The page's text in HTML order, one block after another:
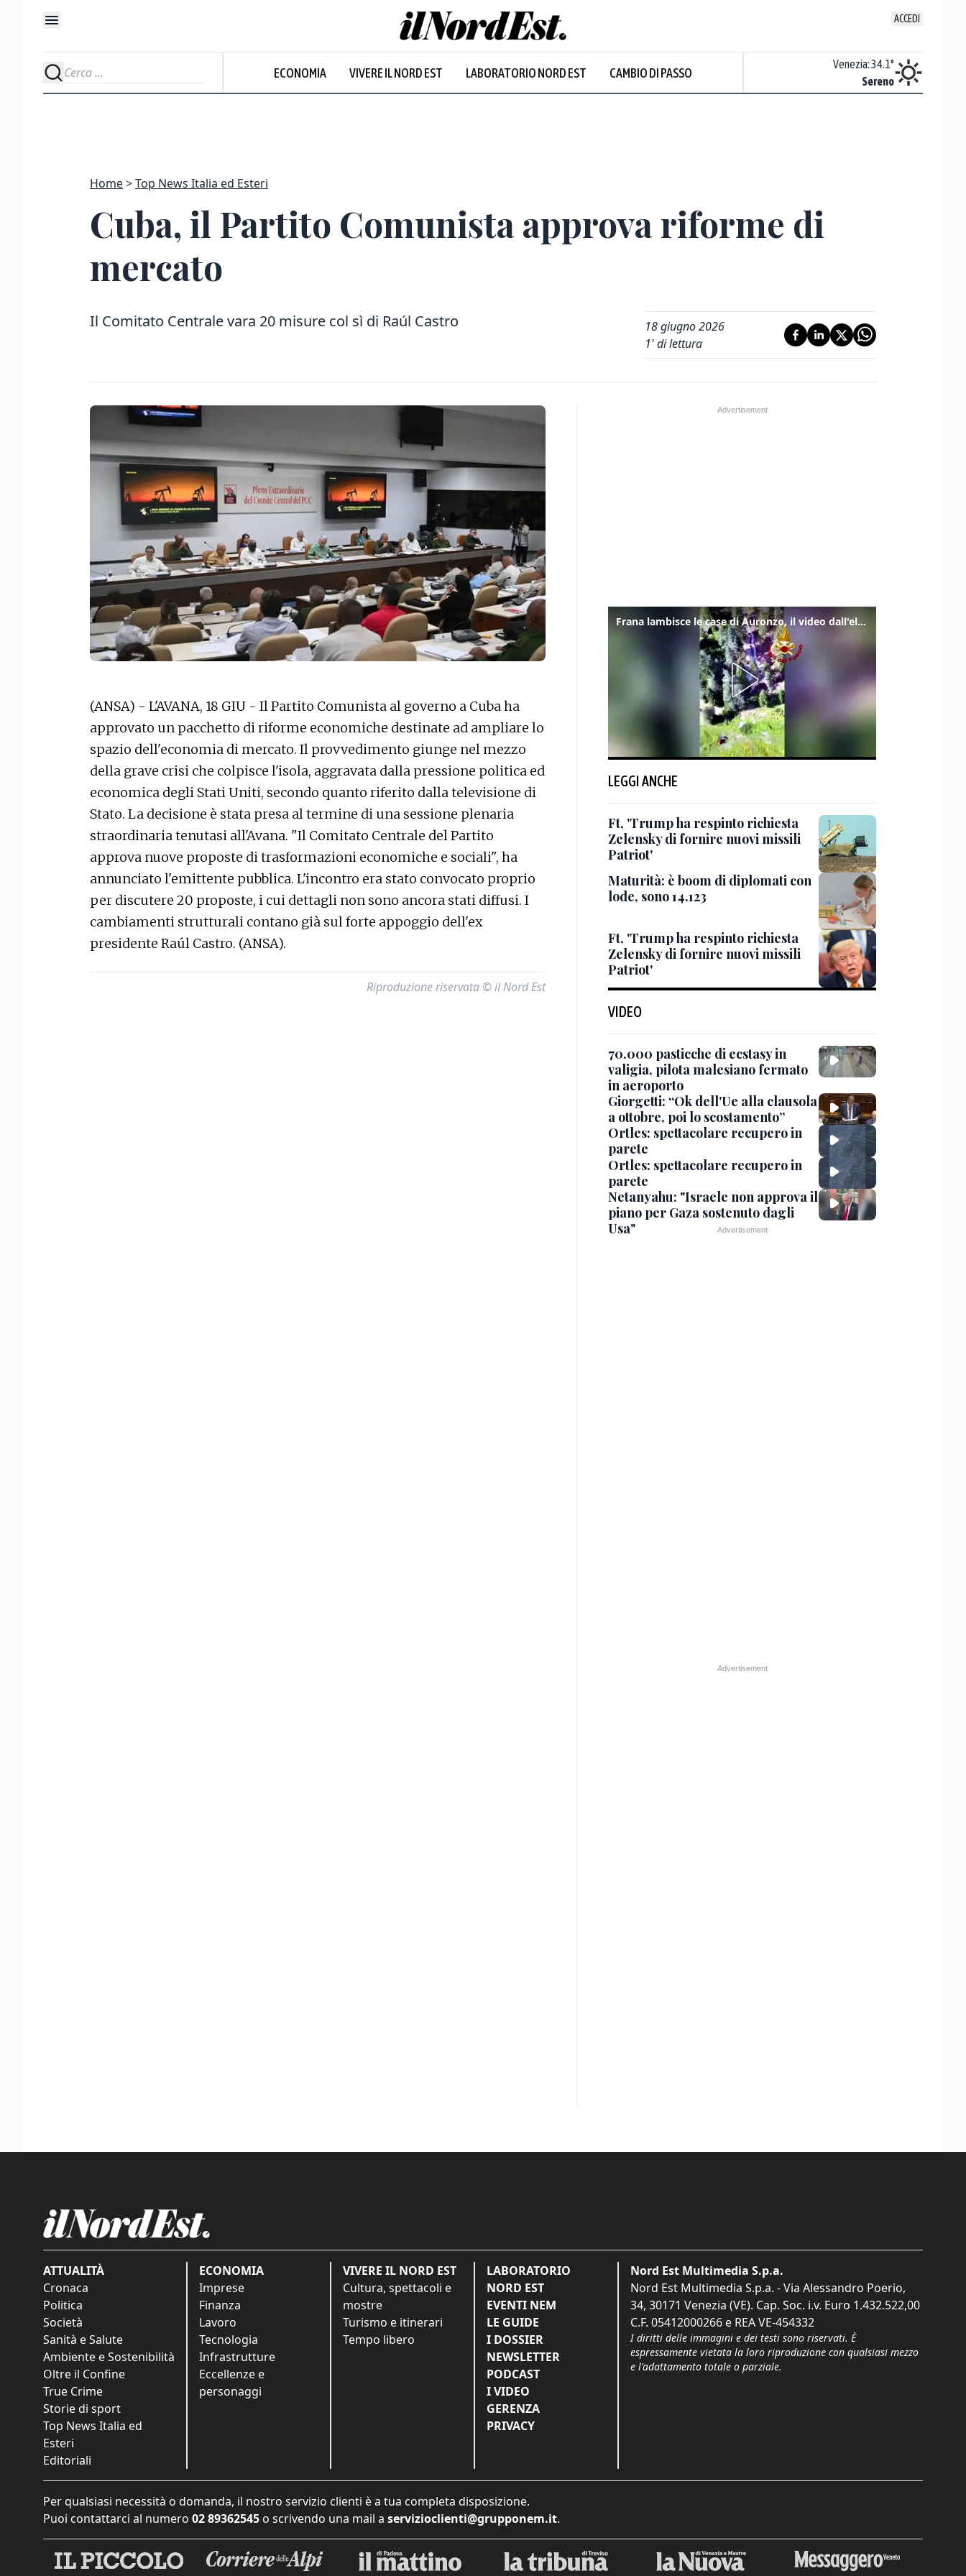
ACCEDI
ECONOMIA VIVERE IL NORD EST LABORATORIO NORD EST CAMBIO DI PASSO
Prevalentemente soleggiato
Venezia:34.1°
Sereno
Home Top News Italia ed Esteri
Cuba, il Partito Comunista approva riforme di
mercato
Il Comitato Centrale vara 20 misure col sì di Raúl Castro
18 giugno 2026
1' di lettura
(ANSA) - L'AVANA, 18 GIU - Il Partito Comunista al governo a Cuba ha
approvato un pacchetto di riforme economiche destinate ad ampliare lo
spazio dell'economia di mercato. Il provvedimento giunge nel mezzo
della grave crisi che colpisce l'isola, aggravata dalla pressione politica ed
economica degli Stati Uniti, secondo quanto riferito dalla televisione di
Stato. La decisione è stata presa al termine di una sessione plenaria
straordinaria tenutasi all'Avana. "Il Comitato Centrale del Partito
approva nuove proposte di trasformazioni economiche e sociali", ha
annunciato l'emittente pubblica. L'incontro era stato convocato proprio
per discutere 20 proposte, i cui dettagli non sono ancora stati diffusi. I
cambiamenti strutturali contano già sul forte appoggio dell'ex
presidente Raúl Castro. (ANSA).
Riproduzione riservata © il Nord Est
Frana lambisce le case di Auronzo, il video dall'elicottero dei vigili del fuoco
LEGGI ANCHE
Ft, 'Trump ha respinto richiesta
Zelensky di fornire nuovi missili
Patriot'
Maturità: è boom di diplomati con
lode, sono 14.123
Ft, 'Trump ha respinto richiesta
Zelensky di fornire nuovi missili
Patriot'
VIDEO
70.000 pasticche di ecstasy in
valigia, pilota malesiano fermato
in aeroporto
Giorgetti: “Ok dell'Ue alla clausola
a ottobre, poi lo scostamento”
Ortles: spettacolare recupero in
parete
Ortles: spettacolare recupero in
parete
Netanyahu: "Israele non approva il
piano per Gaza sostenuto dagli
Usa"
ATTUALITÀ
Cronaca
Politica
Società
Sanità e Salute
Ambiente e Sostenibilità
Oltre il Confine
True Crime
Storie di sport
Top News Italia ed
Esteri
Editoriali
ECONOMIA
Imprese
Finanza
Lavoro
Tecnologia
Infrastrutture
Eccellenze e
personaggi
VIVERE IL NORD EST
Cultura, spettacoli e
mostre
Turismo e itinerari
Tempo libero
LABORATORIO
NORD EST
EVENTI NEM
LE GUIDE
I DOSSIER
NEWSLETTER
PODCAST
I VIDEO
GERENZA
PRIVACY
Nord Est Multimedia S.p.a.
Nord Est Multimedia S.p.a. - Via Alessandro Poerio,
34, 30171 Venezia (VE). Cap. Soc. i.v. Euro 1.432.522,00
C.F. 05412000266 e REA VE-454332
I diritti delle immagini e dei testi sono riservati. È
espressamente vietata la loro riproduzione con qualsiasi mezzo
e l'adattamento totale o parziale.
Per qualsiasi necessità o domanda, il nostro servizio clienti è a tua completa disposizione.
Puoi contattarci al numero 02 89362545 o scrivendo una mail a servizioclienti@grupponem.it.